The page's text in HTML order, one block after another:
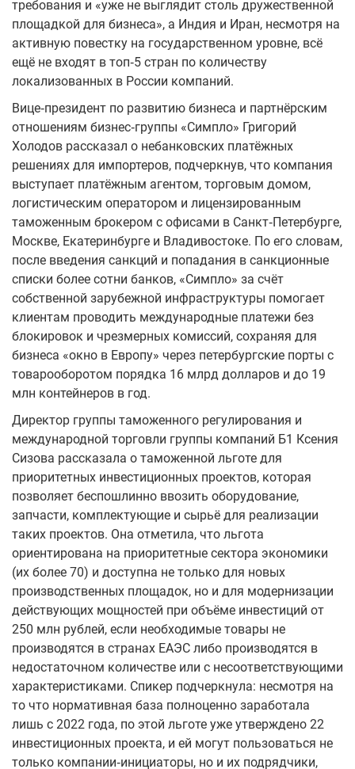
требования и «уже не выглядит столь дружественной
площадкой для бизнеса», а Индия и Иран, несмотря на
активную повестку на государственном уровне, всё
ещё не входят в топ‑5 стран по количеству
локализованных в России компаний.
Вице‑президент по развитию бизнеса и партнёрским
отношениям бизнес‑группы «Симпло» Григорий
Холодов рассказал о небанковских платёжных
решениях для импортеров, подчеркнув, что компания
выступает платёжным агентом, торговым домом,
логистическим оператором и лицензированным
таможенным брокером с офисами в Санкт‑Петербурге,
Москве, Екатеринбурге и Владивостоке. По его словам,
после введения санкций и попадания в санкционные
списки более сотни банков, «Симпло» за счёт
собственной зарубежной инфраструктуры помогает
клиентам проводить международные платежи без
блокировок и чрезмерных комиссий, сохраняя для
бизнеса «окно в Европу» через петербургские порты с
товарооборотом порядка 16 млрд долларов и до 19
млн контейнеров в год.
Директор группы таможенного регулирования и
международной торговли группы компаний Б1 Ксения
Сизова рассказала о таможенной льготе для
приоритетных инвестиционных проектов, которая
позволяет беспошлинно ввозить оборудование,
запчасти, комплектующие и сырьё для реализации
таких проектов. Она отметила, что льгота
ориентирована на приоритетные сектора экономики
(их более 70) и доступна не только для новых
производственных площадок, но и для модернизации
действующих мощностей при объёме инвестиций от
250 млн рублей, если необходимые товары не
производятся в странах ЕАЭС либо производятся в
недостаточном количестве или с несоответствующими
характеристиками. Спикер подчеркнула: несмотря на
то что нормативная база полноценно заработала
лишь с 2022 года, по этой льготе уже утверждено 22
инвестиционных проекта, и ей могут пользоваться не
только компании‑инициаторы, но и их подрядчики,